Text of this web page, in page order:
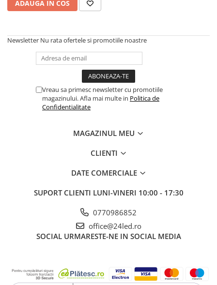
ADAUGA IN COS
Newsletter Nu rata ofertele si promotiile noastre
Vreau sa primesc newsletter cu promotiile
magazinului. Afla mai multe in Politica de
Confidentialitate
MAGAZINUL MEU
CLIENTI
DATE COMERCIALE
SUPORT CLIENTI LUNI-VINERI 10:00 - 17:30
0770986852
office@24led.ro
SOCIAL URMARESTE-NE IN SOCIAL MEDIA